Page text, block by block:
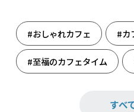
#おしゃれカフェ #カ
#至福のカフェタイム
すべ